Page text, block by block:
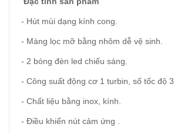
- Hút mùi dạng kính cong.
- Màng lọc mỡ bằng nhôm dễ vệ sinh.
- 2 bóng đèn led chiếu sáng.
- Công suất động cơ 1 turbin, số tốc độ 3.
- Chất liệu bằng inox, kính.
- Điều khiển nút cảm ứng .